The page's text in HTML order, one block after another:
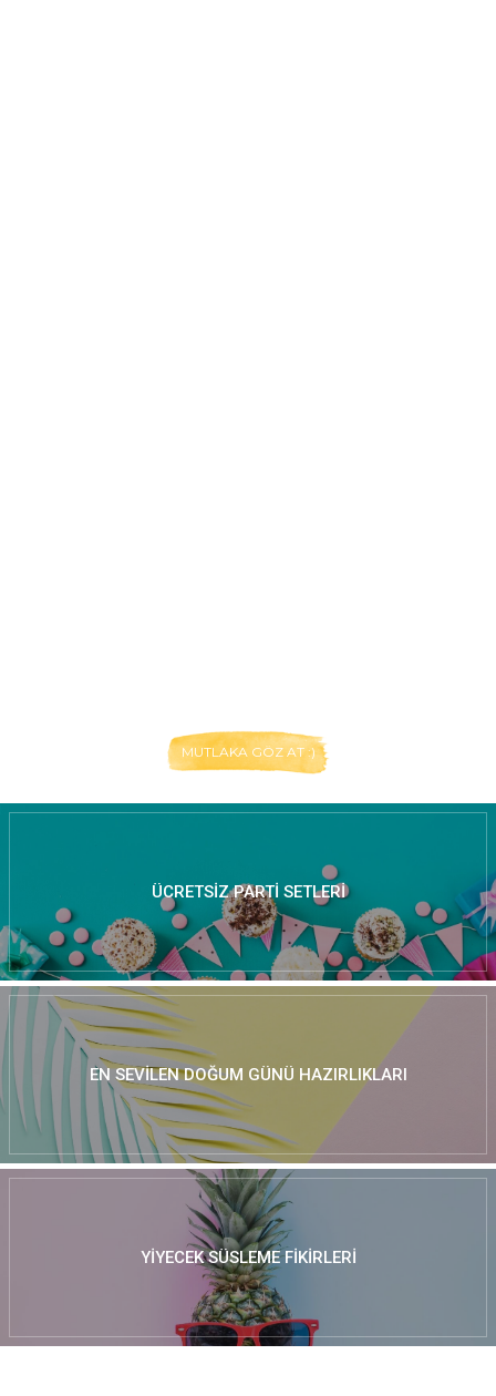
MUTLAKA GÖZ AT :)
ÜCRETSIZ PARTI SETLERI
EN SEVILEN DOĞUM GÜNÜ HAZIRLIKLARI
YIYECEK SÜSLEME FIKIRLERI